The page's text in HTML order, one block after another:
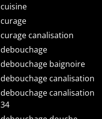
cuisine
curage
curage canalisation
debouchage
debouchage baignoire
debouchage canalisation
debouchage canalisation
34